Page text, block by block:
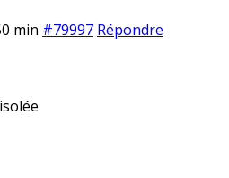
min #79997 Répondre